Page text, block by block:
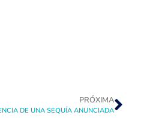
PRÓXIMA
DE UNA SEQUÍA ANUNCIADA